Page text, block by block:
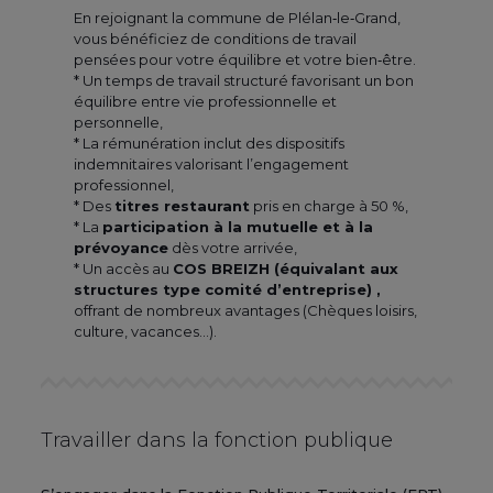
En rejoignant la commune de Plélan‑le‑Grand,
vous bénéficiez de conditions de travail
pensées pour votre équilibre et votre bien‑être.
* Un temps de travail structuré favorisant un bon
équilibre entre vie professionnelle et
personnelle,
* La rémunération inclut des dispositifs
indemnitaires valorisant l’engagement
professionnel,
* Des titres restaurantpris en charge à 50 %,
* La participation à la mutuelle et à la
prévoyancedès votre arrivée,
* Un accès au COS BREIZH (équivalant aux
structures type comité d’entreprise) ,
offrant de nombreux avantages (Chèques loisirs,
culture, vacances…).
Travailler dans la fonction publique